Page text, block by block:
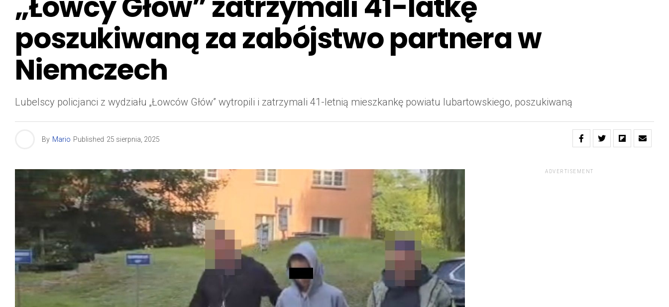
poszukiwaną za zabójstwo partnera w
Niemczech
Lubelscy policjanci z wydziału „Łowców Głów” wytropili i zatrzymali 41-letnią mieszkankę powiatu lubartowskiego, poszukiwaną
By Mario Published 25 sierpnia, 2025
ADVERTISEMENT